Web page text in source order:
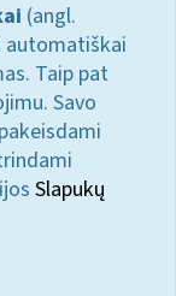
(angl.
automatiškai
Taip pat
Savo
Slapukų